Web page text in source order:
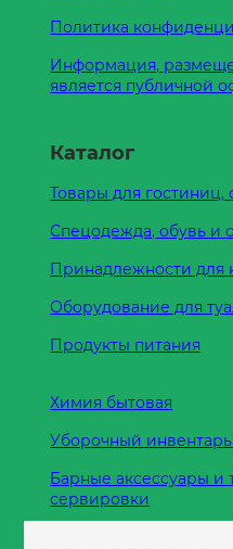
Политика
Информация,
является публичной
Каталог
Товары для гостиниц,
Спецодежда, обувь и
Принадлежности для
Оборудование для
Продукты питания
Химия бытовая
Уборочный
Барные аксессуары и
сервировки